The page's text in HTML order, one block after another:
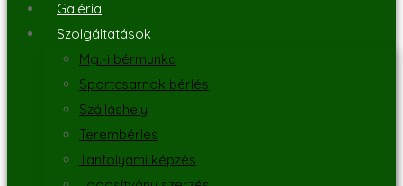
Galéria
Szolgáltatások
Mg.-i bérmunka
Sportcsarnok bérlés
Szálláshely
Terembérlés
Tanfolyami képzés